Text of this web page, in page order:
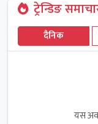
ट्रेन्डिङ
दैनिक
यस